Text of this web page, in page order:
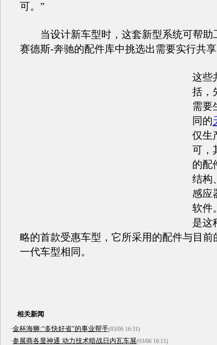
可。”
当设计新车型时，这套新型系统可帮助
赛德斯-奔驰的配件库中挑选出需要实行共
这些
括，
需要
同的
仅生
可，
的配
结构
感应
软件
是这
略的首款受惠车型，它所采用的配件与目前
一代车型相同。
相关新闻
·金杯海狮:“多快好省”的事业帮手(03/06 16:31)
·参展商各显神通 动力技术暗战日内瓦车展(03/06 16:11)